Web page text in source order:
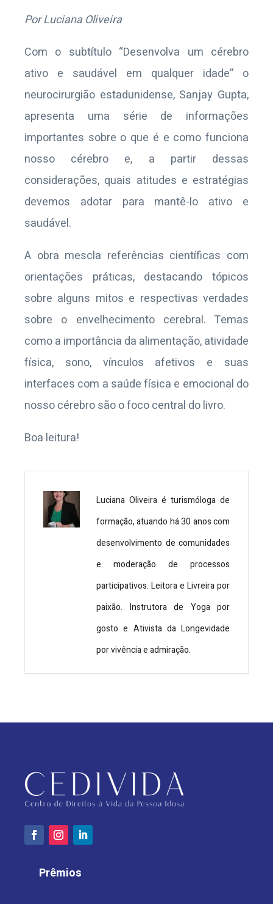
Por Luciana Oliveira
Com o subtítulo “Desenvolva um cérebro
ativo e saudável em qualquer idade” o
neurocirurgião estadunidense, Sanjay Gupta,
apresenta uma série de informações
importantes sobre o que é e como funciona
nosso cérebro e, a partir dessas
considerações, quais atitudes e estratégias
devemos adotar para mantê-lo ativo e
saudável.
A obra mescla referências científicas com
orientações práticas, destacando tópicos
sobre alguns mitos e respectivas verdades
sobre o envelhecimento cerebral. Temas
como a importância da alimentação, atividade
física, sono, vínculos afetivos e suas
interfaces com a saúde física e emocional do
nosso cérebro são o foco central do livro.
Boa leitura!
Luciana Oliveira é turismóloga de
formação, atuando há 30 anos com
desenvolvimento de comunidades
e moderação de processos
participativos. Leitora e Livreira por
paixão. Instrutora de Yoga por
gosto e Ativista da Longevidade
por vivência e admiração.
Prêmios